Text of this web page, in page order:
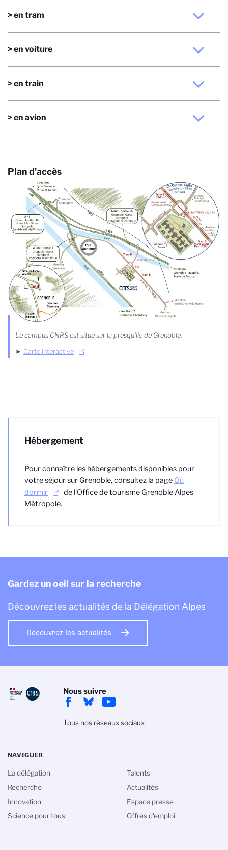
> en tram
> en voiture
> en train
> en avion
Plan d'accès
Le campus CNRS est situé sur la presqu'île de Grenoble.
► Carte interactive
Hébergement
Pour connaître les hébergements disponibles pour
votre séjour sur Grenoble, consultez la page Où
dormir
de l'Office de tourisme Grenoble Alpes
Métropole.
Gardez un oeil sur la recherche
Découvrez les actualités de la Délégation Alpes
Découvrez les actualités
Nous suivre
Tous nos réseaux sociaux
NAVIGUER
La délégation
Recherche
Innovation
Science pour tous
Talents
Actualités
Espace presse
Offres d'emploi